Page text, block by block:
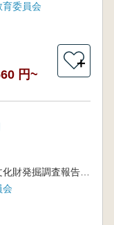
育委員会
円~
＋
津山市埋蔵文化財発掘調査報告第11集
会